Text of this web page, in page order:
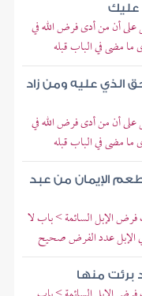
عليك
على أن من أدى فرض الله في
ما مضى في الباب قبله
الذي عليه ومن زاد
على أن من أدى فرض الله في
ما مضى في الباب قبله
الإيمان من عبد
الإبل السائمة > باب لا
الإبل عدد الفرض صحيح
برئت منها